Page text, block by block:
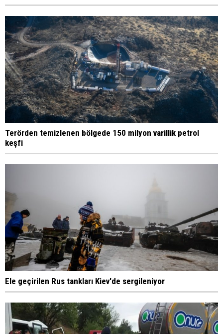
Terörden temizlenen bölgede 150 milyon varillik petrol
keşfi
Ele geçirilen Rus tankları Kiev'de sergileniyor